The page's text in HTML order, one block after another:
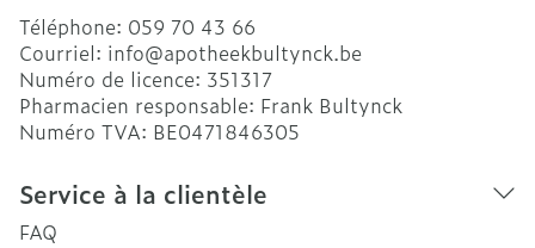
Téléphone: 059 70 43 66
Courriel: info@apotheekbultynck.be
Numéro de licence: 351317
Pharmacien responsable: Frank Bultynck
Numéro TVA: BE0471846305
Service à la clientèle
FAQ